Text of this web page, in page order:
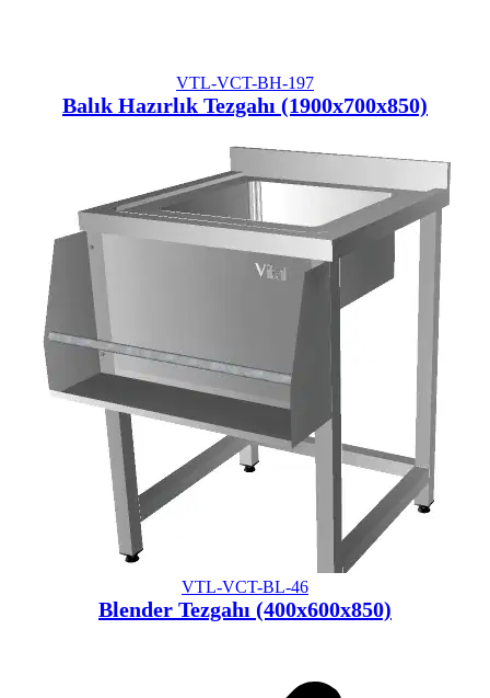
VTL-VCT-BH-197
Balık Hazırlık Tezgahı (1900x700x850)
VTL-VCT-BL-46
Blender Tezgahı (400x600x850)